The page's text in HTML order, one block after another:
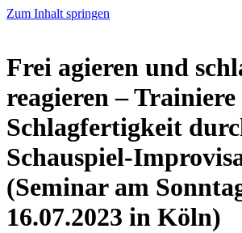
Zum Inhalt springen
Frei agieren und
reagieren – Trainiere
Schlagfertigkeit
Schauspiel-
(Seminar am
16.07.2023 in Köln)